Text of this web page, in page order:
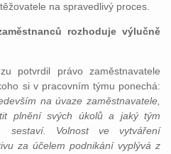
na spravedlivý proces.
rozhoduje výlučně
potvrdil právo zaměstnavatele
si v pracovním týmu ponechá:
na úvaze zaměstnavatele,
plnění svých úkolů a jaký tým
sestaví. Volnost ve vytváření
za účelem podnikání vyplývá z